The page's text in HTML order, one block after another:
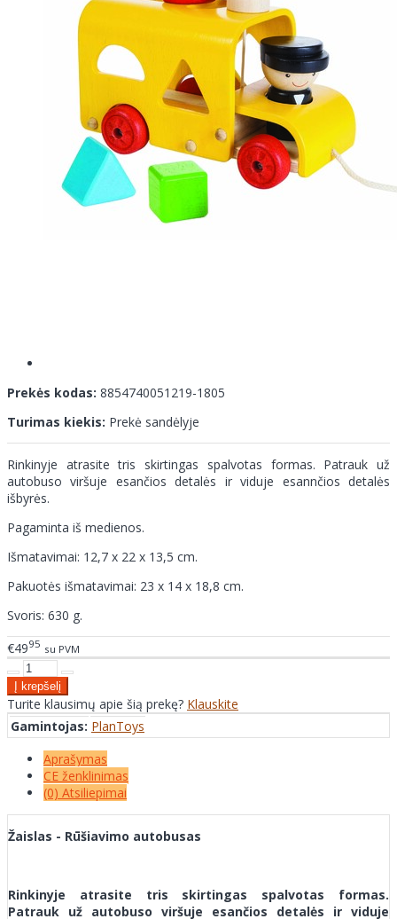
Prekės kodas: 8854740051219-1805
Turimas kiekis: Prekė sandėlyje
Rinkinyje atrasite tris skirtingas spalvotas formas. Patrauk už
autobuso viršuje esančios detalės ir viduje esannčios detalės
išbyrės.
Pagaminta iš medienos.
Išmatavimai: 12,7 x 22 x 13,5 cm.
Pakuotės išmatavimai: 23 x 14 x 18,8 cm.
Svoris: 630 g.
€4995 su PVM
Turite klausimų apie šią prekę? Klauskite
Gamintojas: PlanToys
Aprašymas
CE ženklinimas
(0) Atsiliepimai
Žaislas - Rūšiavimo autobusas
Rinkinyje atrasite tris skirtingas spalvotas formas.
Patrauk už autobuso viršuje esančios detalės ir viduje